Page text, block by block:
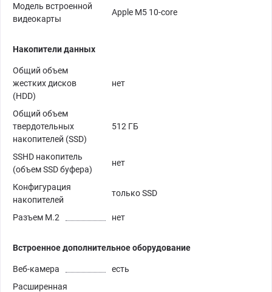
Модель встроенной
видеокарты
Apple M5 10-core
Накопители данных
Общий объем
жестких дисков
(HDD)
нет
Общий объем
твердотельных
накопителей (SSD)
512 ГБ
SSHD накопитель
(объем SSD буфера)
нет
Конфигурация
накопителей
только SSD
Разъем M.2 нет
Встроенное дополнительное оборудование
Веб-камера
есть
Расширенная